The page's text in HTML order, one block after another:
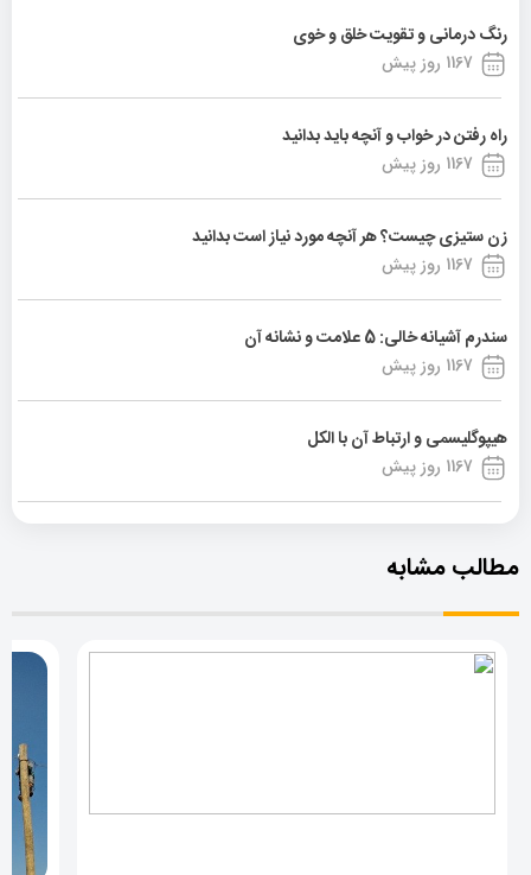
رنگ درمانی و تقویت خلق و خوی
1167 روز پیش
راه رفتن در خواب و آنچه باید بدانید
1167 روز پیش
زن ستیزی چیست؟ هر آنچه مورد نیاز است بدانید
1167 روز پیش
سندرم آشیانه خالی: 5 علامت و نشانه آن
1167 روز پیش
هیپوگلیسمی و ارتباط آن با الکل
1167 روز پیش
مطالب مشابه